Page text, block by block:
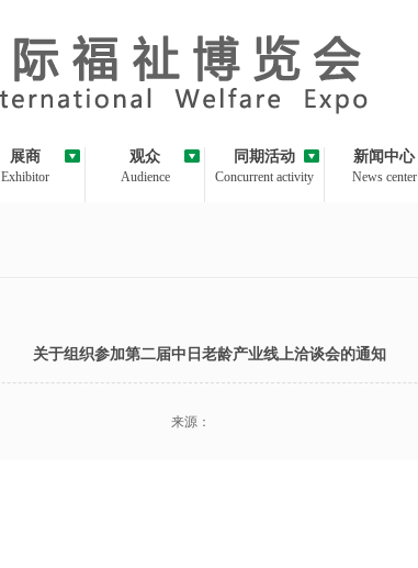
展商
Exhibitor
观众
Audience
同期活动
Concurrent activity
新闻中心
News center
关于组织参加第二届中日老龄产业线上洽谈会的通知
来源：